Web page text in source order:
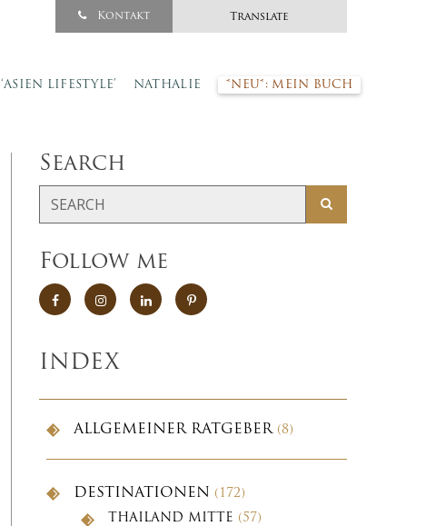
Kontakt Translate
‘ASIEN LIFESTYLE’ NATHALIE *NEU*: MEIN BUCH
Search
Follow me
INDEX
ALLGEMEINER RATGEBER(8)
DESTINATIONEN (172)
THAILAND MITTE (57)